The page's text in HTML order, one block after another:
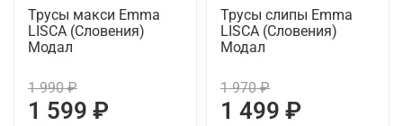
Трусы макси Emma
LISCA (Словения)
Модал
1 990 ₽
1 599 ₽
Трусы слипы Emma
LISCA (Словения)
Модал
1 970 ₽
1 499 ₽